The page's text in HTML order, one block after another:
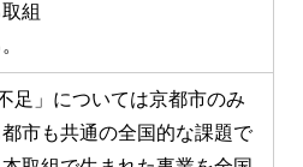
組
足」については京都市のみ
市も共通の全国的な課題で